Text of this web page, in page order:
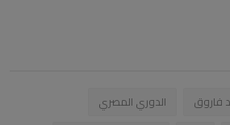
فاروق
الدوري المصري